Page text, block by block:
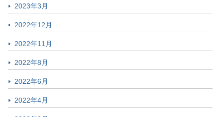
2023年3月
2022年12月
2022年11月
2022年8月
2022年6月
2022年4月